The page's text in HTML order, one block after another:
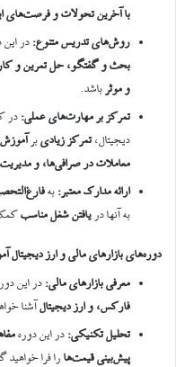
با آخرین تحولات و فرصت‌های
روش‌های تدریس متنوع: در این
بحث و گفتگو، حل تمرین و
و موثر باشد.
تمرکز بر مهارت‌های عملی: در
دیجیتال،تمرکز زیادیبر
معاملات در صرافی‌ها، و
ارائه مدارک معتبر: به
به آنها در یافتن شغل مناسب
دوره‌های بازارهای مالی و ارز دیجیتال
معرفی بازارهای مالی: در این
فارکس، و ارز دیجیتالآشنا
تحلیل تکنیکی: در این دوره
پیش‌بینی قیمت‌ها را فرا